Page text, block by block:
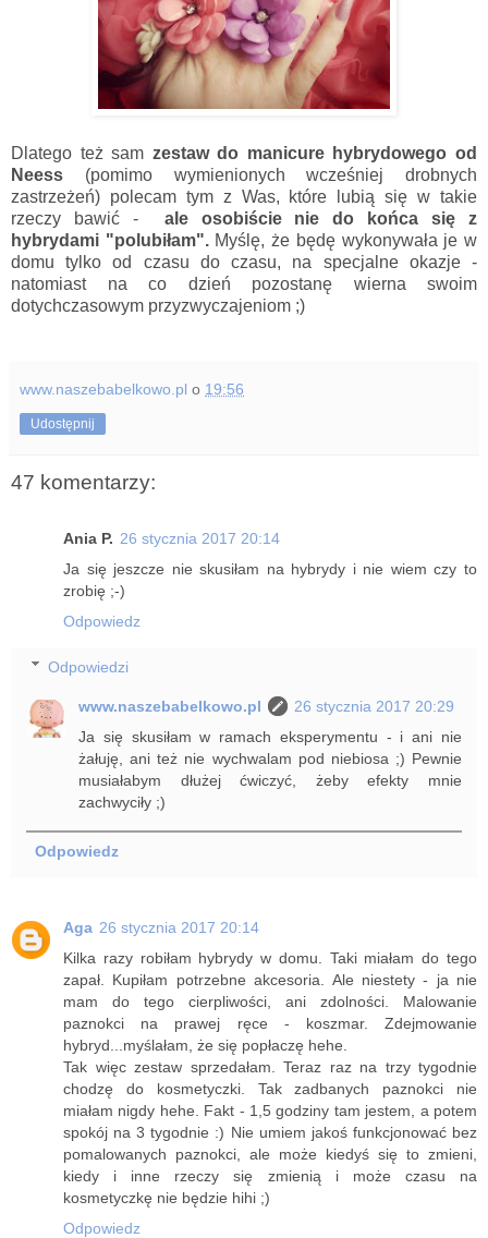
Dlatego też sam zestaw do manicure hybrydowego od
Neess (pomimo wymienionych wcześniej drobnych
zastrzeżeń) polecam tym z Was, które lubią się w takie
rzeczy bawić - ale osobiście nie do końca się z
hybrydami "polubiłam". Myślę, że będę wykonywała je w
domu tylko od czasu do czasu, na specjalne okazje -
natomiast na co dzień pozostanę wierna swoim
dotychczasowym przyzwyczajeniom ;)
www.naszebabelkowo.pl o 19:56
Udostępnij
47 komentarzy:
Ania P. 26 stycznia 2017 20:14
Ja się jeszcze nie skusiłam na hybrydy i nie wiem czy to
zrobię ;-)
Odpowiedz
Odpowiedzi
www.naszebabelkowo.pl
26 stycznia 2017 20:29
Ja się skusiłam w ramach eksperymentu - i ani nie
żałuję, ani też nie wychwalam pod niebiosa ;) Pewnie
musiałabym dłużej ćwiczyć, żeby efekty mnie
zachwyciły ;)
Odpowiedz
Aga 26 stycznia 2017 20:14
Kilka razy robiłam hybrydy w domu. Taki miałam do tego
zapał. Kupiłam potrzebne akcesoria. Ale niestety - ja nie
mam do tego cierpliwości, ani zdolności. Malowanie
paznokci na prawej ręce - koszmar. Zdejmowanie
hybryd...myślałam, że się popłaczę hehe.
Tak więc zestaw sprzedałam. Teraz raz na trzy tygodnie
chodzę do kosmetyczki. Tak zadbanych paznokci nie
miałam nigdy hehe. Fakt - 1,5 godziny tam jestem, a potem
spokój na 3 tygodnie :) Nie umiem jakoś funkcjonować bez
pomalowanych paznokci, ale może kiedyś się to zmieni,
kiedy i inne rzeczy się zmienią i może czasu na
kosmetyczkę nie będzie hihi ;)
Odpowiedz